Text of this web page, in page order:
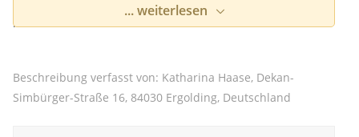
eigenen deutschen Kompositionen als Singer-
Songwriter Rock/Pop und Unterhaltungsmusik:
(damit für jeden das Richtige dabei ist)
Festivals, Biergarten, kleine und große
... weiterlesen
Beschreibung verfasst von: Katharina Haase, Dekan-
Simbürger-Straße 16, 84030 Ergolding, Deutschland